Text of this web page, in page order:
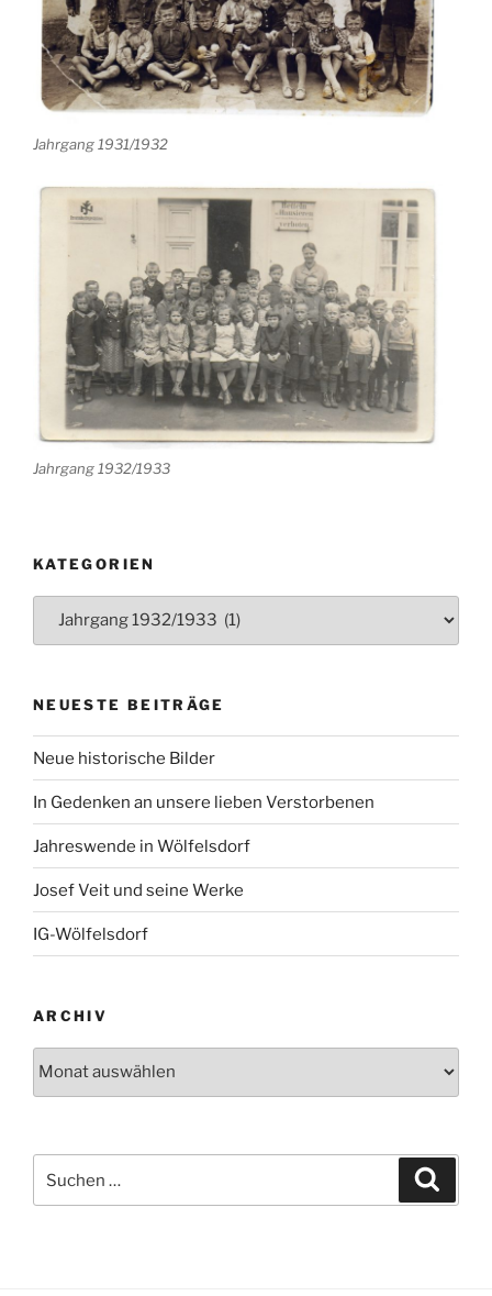
Jahrgang 1931/1932
Jahrgang 1932/1933
KATEGORIEN
NEUESTE BEITRÄGE
Neue historische Bilder
In Gedenken an unsere lieben Verstorbenen
Jahreswende in Wölfelsdorf
Josef Veit und seine Werke
IG-Wölfelsdorf
ARCHIV
nach: